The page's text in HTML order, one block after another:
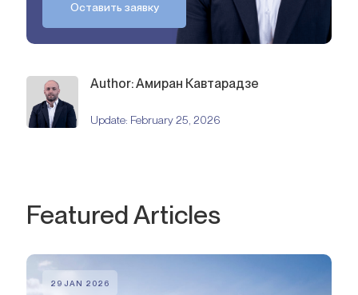
Оставить заявку
Author: Амиран Кавтарадзе
Update: February 25, 2026
Featured Articles
29 JAN 2026